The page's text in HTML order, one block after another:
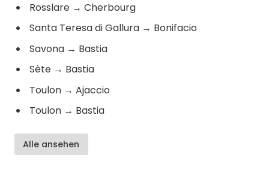
Rosslare → Cherbourg
Santa Teresa di Gallura → Bonifacio
Savona → Bastia
Sète → Bastia
Toulon → Ajaccio
Toulon → Bastia
Alle ansehen